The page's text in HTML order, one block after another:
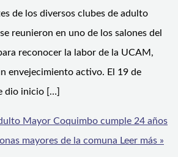
de los diversos clubes de adulto
reunieron en uno de los salones del
reconocer la labor de la UCAM,
envejecimiento activo. El 19 de
dio inicio […]
Mayor Coquimbo cumple 24 años
mayores de la comuna Leer más »